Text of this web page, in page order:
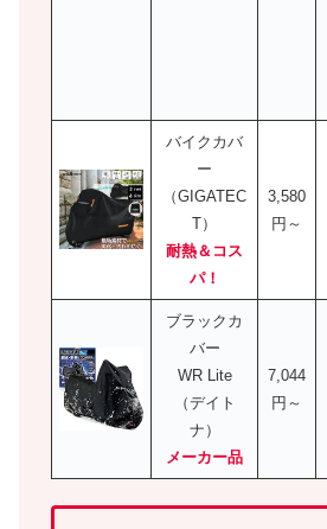
バイクカバ
ー
（GIGATEC
T）
耐熱＆コス
パ！
3,580
円～
ブラックカ
バー
WR Lite
（デイト
ナ）
メーカー品
7,044
円～